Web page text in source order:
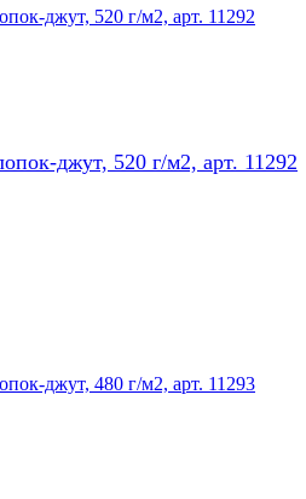
джут, 520 г/м2, арт. 11292